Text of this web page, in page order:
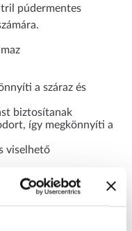
púdermentes
a száraz és
biztosítanak
így megkönnyíti a
viselhető